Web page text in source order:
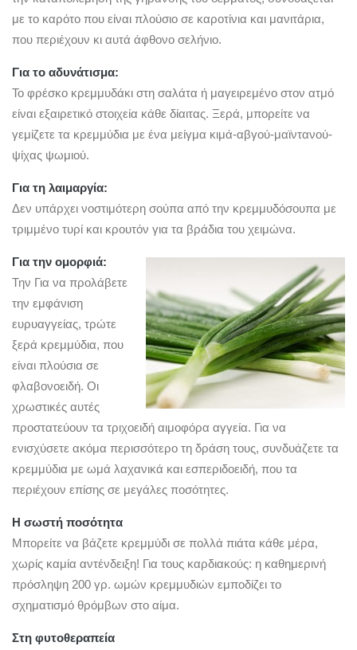
με το καρότο που είναι πλούσιο σε καροτίνια και μανιτάρια,
που περιέχουν κι αυτά άφθονο σελήνιο.
Για το αδυνάτισμα:
Το φρέσκο κρεμμυδάκι στη σαλάτα ή μαγειρεμένο στον ατμό
είναι εξαιρετικό στοιχεία κάθε δίαιτας. Ξερά, μπορείτε να
γεμίζετε τα κρεμμύδια με ένα μείγμα κιμά-αβγού-μαϊντανού-
ψίχας ψωμιού.
Για τη λαιμαργία:
Δεν υπάρχει νοστιμότερη σούπα από την κρεμμυδόσουπα με
τριμμένο τυρί και κρουτόν για τα βράδια του χειμώνα.
Για την ομορφιά:
Την Για να προλάβετε
την εμφάνιση
ευρυαγγείας, τρώτε
ξερά κρεμμύδια, που
είναι πλούσια σε
φλαβονοειδή. Οι
χρωστικές αυτές
προστατεύουν τα τριχοειδή αιμοφόρα αγγεία. Για να
ενισχύσετε ακόμα περισσότερο τη δράση τους, συνδυάζετε τα
κρεμμύδια με ωμά λαχανικά και εσπεριδοειδή, που τα
περιέχουν επίσης σε μεγάλες ποσότητες.
Η σωστή ποσότητα
Μπορείτε να βάζετε κρεμμύδι σε πολλά πιάτα κάθε μέρα,
χωρίς καμία αντένδειξη! Για τους καρδιακούς: η καθημερινή
πρόσληψη 200 γρ. ωμών κρεμμυδιών εμποδίζει το
σχηματισμό θρόμβων στο αίμα.
Στη φυτοθεραπεία